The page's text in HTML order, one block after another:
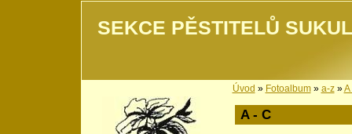
SEKCE PĚSTITELŮ
Úvod » Fotoalbum» a-z»A
A - C